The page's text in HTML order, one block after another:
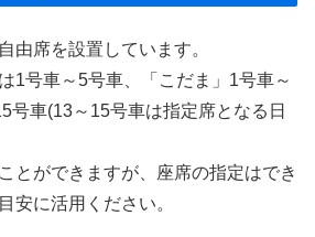
由席を設置しています。
1号車～5号車、「こだま」1号車～
号車(13～15号車は指定席となる日
とができますが、座席の指定はでき
安に活用ください。